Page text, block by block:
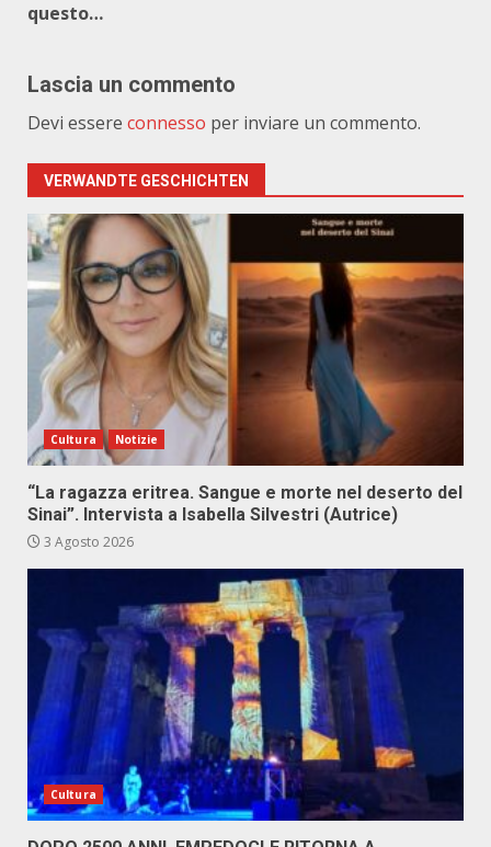
questo…
Lascia un commento
Devi essere connesso per inviare un commento.
VERWANDTE GESCHICHTEN
Cultura Notizie
“La ragazza eritrea. Sangue e morte nel deserto del
Sinai”. Intervista a Isabella Silvestri (Autrice)
3 Agosto 2026
Cultura